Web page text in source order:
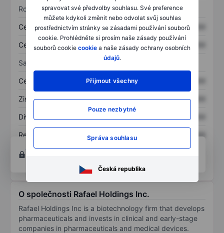
spravovat své předvolby souhlasu. Své preference
můžete kdykoli změnit nebo odvolat svůj souhlas
prostřednictvím stránky se zásadami používání souborů
cookie. Prohlédněte si prosím naše zásady používání
souborů cookie cookie a naše zásady ochrany osobních
údajů.
Přijmout všechny
Pouze nezbytné
Správa souhlasu
Česká republika
Rozvaha
Celková aktiva XXXXXXX XXXXXXX
Celkový dluh XXXXXXX XXXXXXX
Sazby
Cena/tržby XXXXXXX
Zisk na akcii XXXXXXX XXXXXXX
Dividenda na akcii XXXXXXX
Rentabilita kapitálu XXXXXXX
XXXXXXX
Otevřete si účeta získejte přístup k pokročilým
O společnosti Rafael Holdings Inc.
Rafael Holdings Inc is a biotechnology firm that develops
pharmaceuticals and invests in clinical and early-stage
companies in pharmaceuticals and medical devices.